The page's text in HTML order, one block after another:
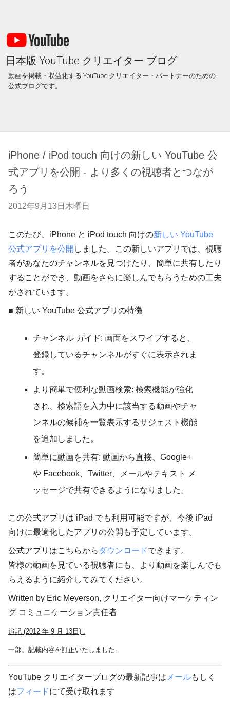
日本版 YouTube クリエイター ブログ
動画を掲載・収益化する YouTube クリエイター・パートナーのための
公式ブログです。
iPhone / iPod touch 向けの新しい YouTube 公
式アプリを公開 - より多くの視聴者とつなが
ろう
2012年9月13日木曜日
このたび、iPhone と iPod touch 向けの新しい YouTube
公式アプリを公開 しました。この新しいアプリでは、視聴
者があなたのチャンネルを見つけたり、簡単に共有したり
することができ、動画をさらに楽しんでもらうための工夫
がされています。
■ 新しい YouTube 公式アプリの特徴
チャンネル ガイド: 画面をスワイプすると、
登録しているチャンネルがすぐに表示されま
す。
より簡単で便利な動画検索: 検索機能が強化
され、検索語を入力中に該当する動画やチャ
ンネルの候補を一覧表示するサジェスト機能
を追加しました。
簡単に動画を共有: 動画から直接、Google+
や Facebook、Twitter、メールやテキスト メ
ッセージで共有できるようになりました。
この公式アプリは iPad でも利用可能ですが、今後 iPad
向けに最適化したアプリの公開も予定しています。
公式アプリはこちらから ダウンロードできます。
皆様の動画を見ている視聴者にも、より動画を楽しんでも
らえるように紹介してみてください。
Written by Eric Meyerson, クリエイター向けマーケティン
グ コミュニケーション責任者
追記 (2012 年 9 月 13日) :
一部、記載内容を訂正いたしました。
YouTube クリエイターブログの最新記事は メールもしく
はフィードにて受け取れます